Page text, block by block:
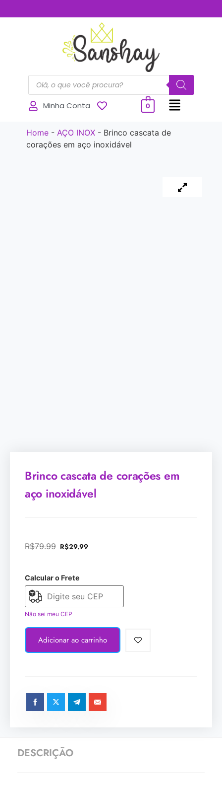
Minha Conta 0
Home- AÇO INOX- Brinco cascata de
corações em aço inoxidável
Brinco cascata de corações em
aço inoxidável
R$79.99 R$29.99
Calcular o Frete
Não sei meu CEP
Adicionar ao carrinho
DESCRIÇÃO